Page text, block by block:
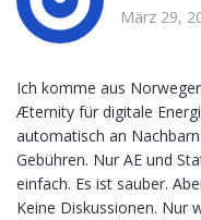
März 29,
Ich komme aus
Æternity für digitale
automatisch an
Gebühren. Nur AE und
einfach. Es ist sauber.
Keine Diskussionen. Nur